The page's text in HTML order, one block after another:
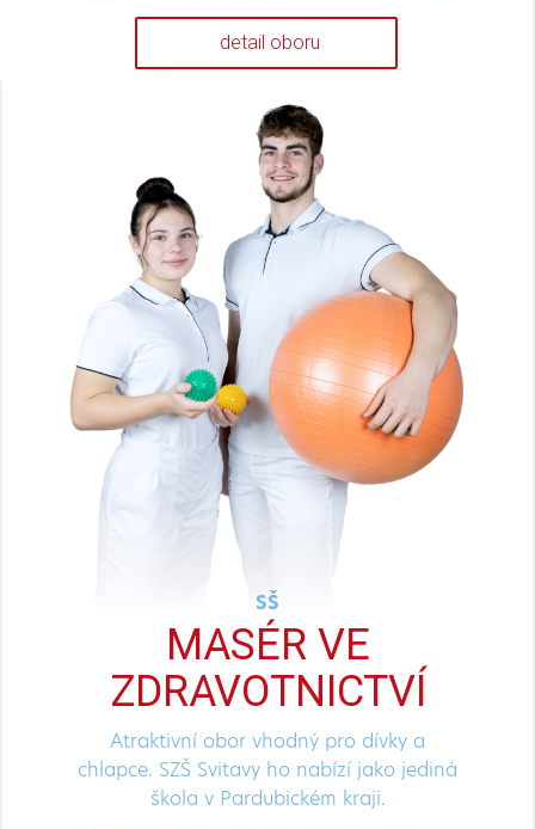
detail oboru
SŠ
MASÉR VE
ZDRAVOTNICTVÍ
Atraktivní obor vhodný pro dívky a
chlapce. SZŠ Svitavy ho nabízí jako jediná
škola v Pardubickém kraji.